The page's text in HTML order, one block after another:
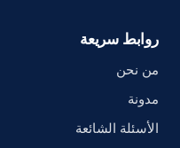
روابط سريعة
من نحن
مدونة
الأسئلة الشائعة